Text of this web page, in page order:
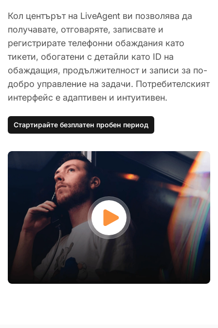
Кол центърът на LiveAgent ви позволява да
получавате, отговаряте, записвате и
регистрирате телефонни обаждания като
тикети, обогатени с детайли като ID на
обаждащия, продължителност и записи за по-
добро управление на задачи. Потребителският
интерфейс е адаптивен и интуитивен.
Стартирайте безплатен пробен период